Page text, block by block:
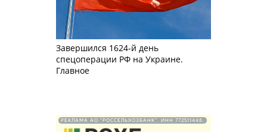
Завершился 1624-й день
спецоперации РФ на Украине.
Главное
РЕКЛАМА АО "РОССЕЛЬХОЗБАНК". ИНН 772511448.